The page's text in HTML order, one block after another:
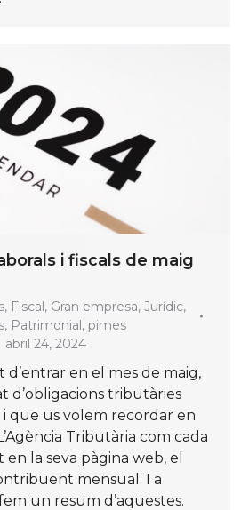
i fiscals de maig
, Fiscal, Gran empresa, Jurídic,
, Patrimonial, pimes
abril 24, 2024
d’entrar en el mes de maig,
d’obligacions tributàries
i que us volem recordar en
Tributària com cada
la seva pàgina web, el
mensual. I a
un resum d’aquestes.